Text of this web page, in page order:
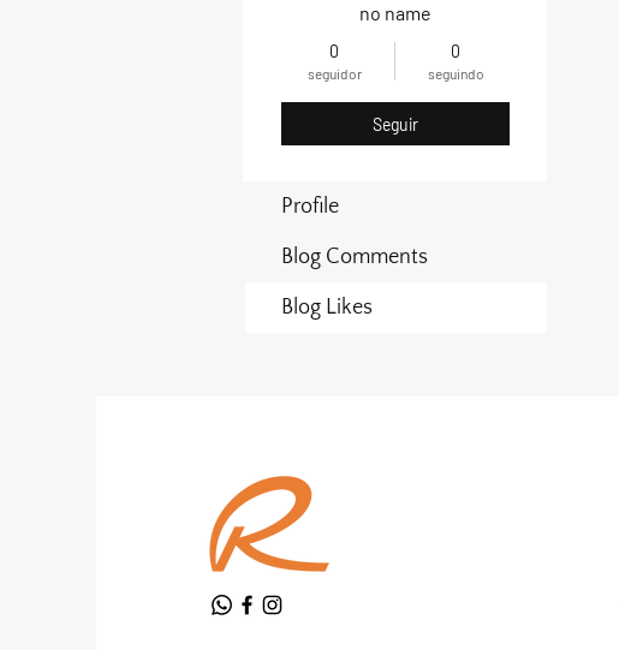
no name
0
seguidor
0
seguindo
Seguir
Profile
Blog Comments
Blog Likes